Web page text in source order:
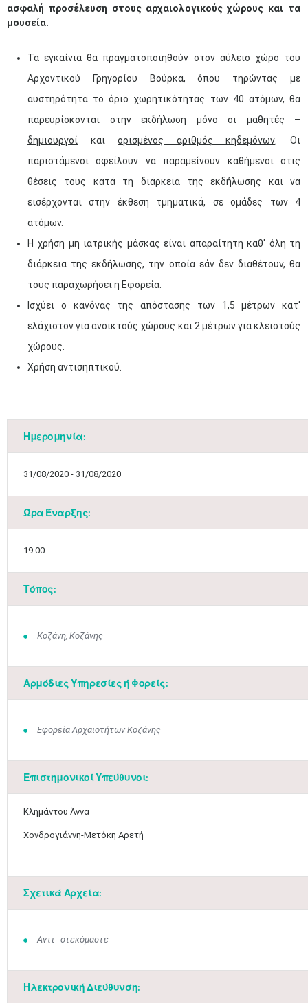
ασφαλή προσέλευση στους αρχαιολογικούς χώρους και τα
μουσεία.
Τα εγκαίνια θα πραγματοποιηθούν στον αύλειο χώρο του
Αρχοντικού Γρηγορίου Βούρκα, όπου τηρώντας με
αυστηρότητα το όριο χωρητικότητας των 40 ατόμων, θα
παρευρίσκονται στην εκδήλωση μόνο οι μαθητές –
δημιουργοί καιορισμένος αριθμός κηδεμόνων . Οι
παριστάμενοι οφείλουν να παραμείνουν καθήμενοι στις
θέσεις τους κατά τη διάρκεια της εκδήλωσης και να
εισέρχονται στην έκθεση τμηματικά, σε ομάδες των 4
ατόμων.
Η χρήση μη ιατρικής μάσκας είναι απαραίτητη καθ' όλη τη
διάρκεια της εκδήλωσης, την οποία εάν δεν διαθέτουν, θα
τους παραχωρήσει η Εφορεία.
Ισχύει ο κανόνας της απόστασης των 1,5 μέτρων κατ'
ελάχιστον για ανοικτούς χώρους και 2 μέτρων για κλειστούς
χώρους.
Χρήση αντισηπτικού.
Ημερομηνία:
31/08/2020 - 31/08/2020
Ώρα Έναρξης:
19:00
Τόπος:
Κοζάνη, Κοζάνης
Αρμόδιες Υπηρεσίες ή Φορείς:
Εφορεία Αρχαιοτήτων Κοζάνης
Επιστημονικοί Υπεύθυνοι:
​Κλημάντου Άννα
Χονδρογιάννη-Μετόκη Αρετή
Σχετικά Αρχεία:
Αντι - στεκόμαστε
Ηλεκτρονική Διεύθυνση: